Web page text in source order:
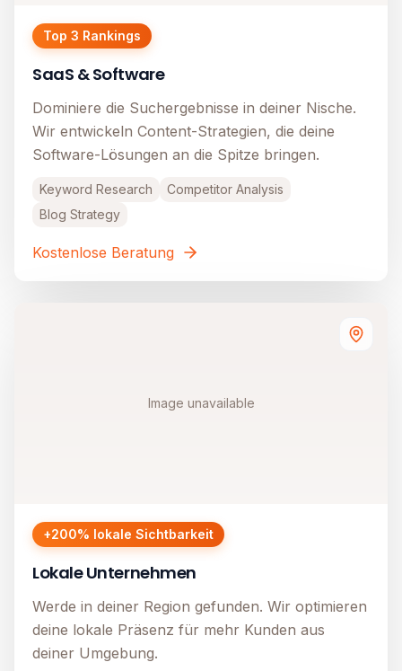
Top 3 Rankings
SaaS & Software
Dominiere die Suchergebnisse in deiner Nische.
Wir entwickeln Content-Strategien, die deine
Software-Lösungen an die Spitze bringen.
Keyword Research
Competitor Analysis
Blog Strategy
Kostenlose Beratung
Image unavailable
+200% lokale Sichtbarkeit
Lokale Unternehmen
Werde in deiner Region gefunden. Wir optimieren
deine lokale Präsenz für mehr Kunden aus
deiner Umgebung.